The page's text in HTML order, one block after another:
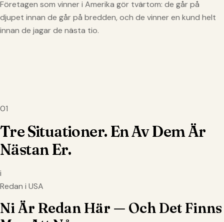
Företagen som vinner i Amerika gör tvärtom: de går på
djupet innan de går på bredden, och de vinner en kund helt
innan de jagar de nästa tio.
01
Tre Situationer. En Av Dem Är
Nästan Er.
i
Redan i USA
Ni Är Redan Här — Och Det Finns